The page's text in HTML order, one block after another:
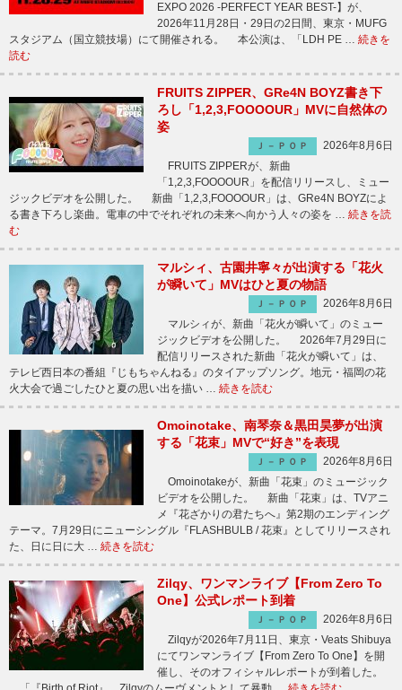
EXPO 2026 -PERFECT YEAR BEST-】が、
2026年11月28日・29日の2日間、東京・MUFG
スタジアム（国立競技場）にて開催される。 本公演は、「LDH PE … 続きを
読む
FRUITS ZIPPER、GRe4N BOYZ書き下
ろし「1,2,3,FOOOOUR」MVに自然体の
姿
Ｊ－ＰＯＰ
2026年8月6日
FRUITS ZIPPERが、新曲
「1,2,3,FOOOOUR」を配信リリースし、ミュー
ジックビデオを公開した。 新曲「1,2,3,FOOOOUR」は、GRe4N BOYZによ
る書き下ろし楽曲。電車の中でそれぞれの未来へ向かう人々の姿を … 続きを読
む
マルシィ、古園井寧々が出演する「花火
が瞬いて」MVはひと夏の物語
Ｊ－ＰＯＰ
2026年8月6日
マルシィが、新曲「花火が瞬いて」のミュー
ジックビデオを公開した。 2026年7月29日に
配信リリースされた新曲「花火が瞬いて」は、
テレビ西日本の番組『じもちゃんねる』のタイアップソング。地元・福岡の花
火大会で過ごしたひと夏の思い出を描い … 続きを読む
Omoinotake、南琴奈＆黒田昊夢が出演
する「花束」MVで“好き”を表現
Ｊ－ＰＯＰ
2026年8月6日
Omoinotakeが、新曲「花束」のミュージック
ビデオを公開した。 新曲「花束」は、TVアニ
メ『花ざかりの君たちへ』第2期のエンディング
テーマ。7月29日にニューシングル『FLASHBULB / 花束』としてリリースされ
た、日に日に大 … 続きを読む
Zilqy、ワンマンライブ【From Zero To
One】公式レポート到着
Ｊ－ＰＯＰ
2026年8月6日
Zilqyが2026年7月11日、東京・Veats Shibuya
にてワンマンライブ【From Zero To One】を開
催し、そのオフィシャルレポートが到着した。